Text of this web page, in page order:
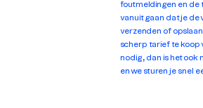
foutmeldingen en de
vanuit gaan dat je de
verzenden of
scherp tarief te koop
nodig, dan is het ook
en we sturen je snel